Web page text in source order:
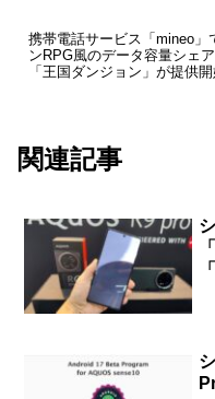
携帯電話サービス「mineo」
ンRPG風のデータ容量シェ
「王国ダンジョン」が提供
関連記事